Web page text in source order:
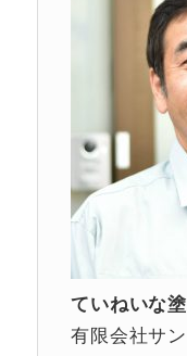
ていねいな
有限会社サ